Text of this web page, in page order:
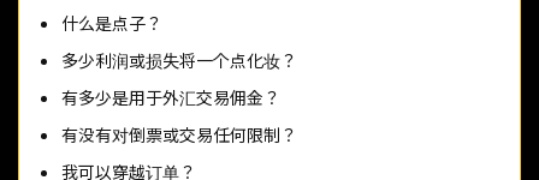
什么是点子？
多少利润或损失将一个点化妆？
有多少是用于外汇交易佣金？
有没有对倒票或交易任何限制？
我可以穿越订单？